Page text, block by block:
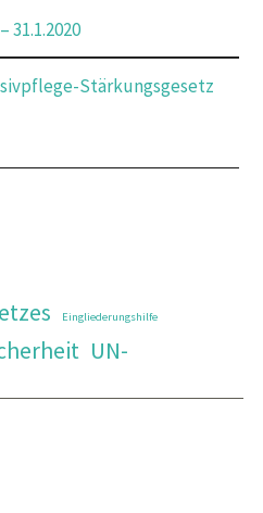
31.1.2020
Stärkungsgesetz
Eingliederungshilfe
UN-